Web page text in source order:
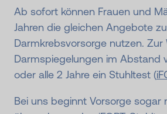
Ab sofort können Frauen und
Jahren die gleichen Angebote
Darmkrebsvorsorge nutzen. Zur
Darmspiegelungen im Abstand
oder alle 2 Jahre ein Stuhltest (
Bei uns beginnt Vorsorge sogar